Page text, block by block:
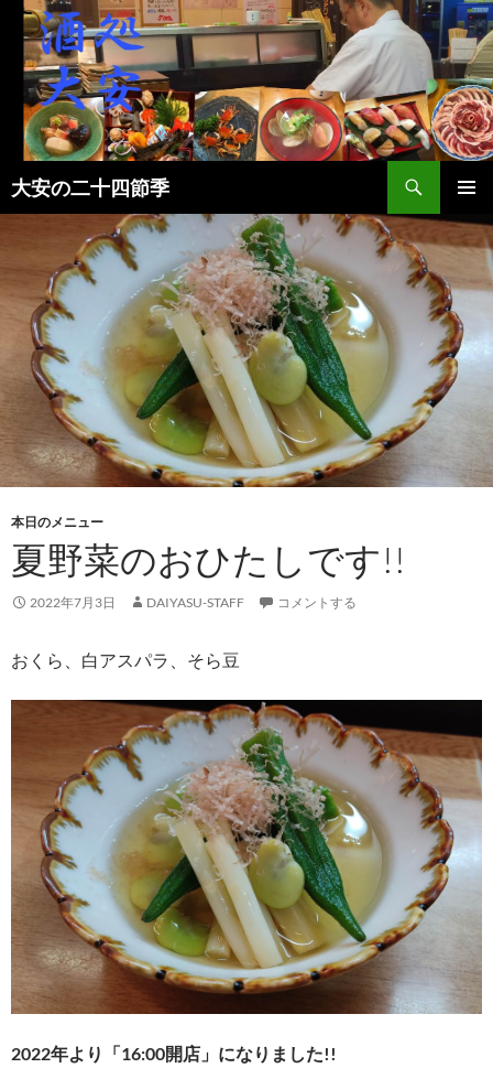
大安の二十四節季
検
索
メインメ
ニュー
ン
ツ
本日のメニュー
夏野菜のおひたしです!!
2022年7月3日 DAIYASU-STAFF コメントする
おくら、白アスパラ、そら豆
2022年より「16:00開店」になりました!!